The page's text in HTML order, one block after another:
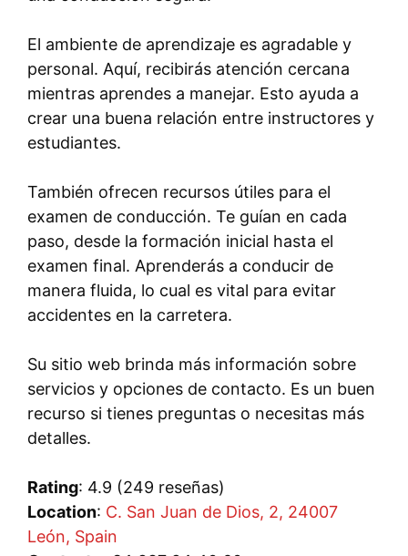
El ambiente de aprendizaje es agradable y
personal. Aquí, recibirás atención cercana
mientras aprendes a manejar. Esto ayuda a
crear una buena relación entre instructores y
estudiantes.
También ofrecen recursos útiles para el
examen de conducción. Te guían en cada
paso, desde la formación inicial hasta el
examen final. Aprenderás a conducir de
manera fluida, lo cual es vital para evitar
accidentes en la carretera.
Su sitio web brinda más información sobre
servicios y opciones de contacto. Es un buen
recurso si tienes preguntas o necesitas más
detalles.
Rating: 4.9 (249 reseñas)
Location: C. San Juan de Dios, 2, 24007
León, Spain